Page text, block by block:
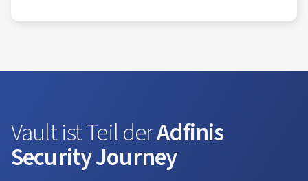
Vault ist Teil derAdfinis
Security Journey